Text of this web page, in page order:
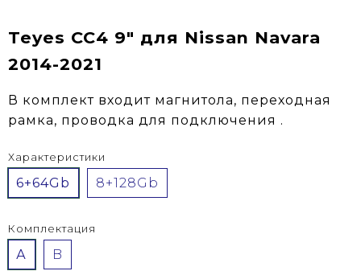
Teyes CC4 9" для Nissan Navara
2014-2021
В комплект входит магнитола, переходная
рамка, проводка для подключения .
Характеристики
6+64Gb 8+128Gb
Комплектация
А B